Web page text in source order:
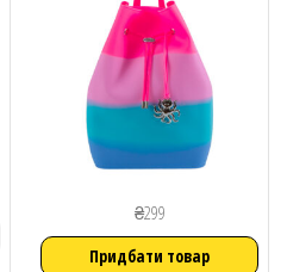
₴299
Придбати товар